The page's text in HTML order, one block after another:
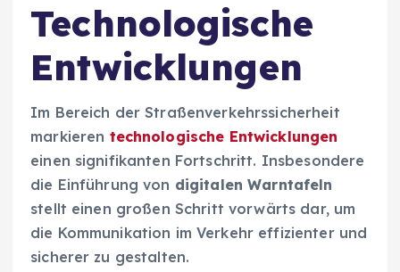
Technologische
Entwicklungen
Im Bereich der Straßenverkehrssicherheit
markieren technologische Entwicklungen
einen signifikanten Fortschritt. Insbesondere
die Einführung von digitalen Warntafeln
stellt einen großen Schritt vorwärts dar, um
die Kommunikation im Verkehr effizienter und
sicherer zu gestalten.